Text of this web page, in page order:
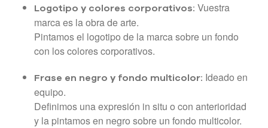
Logotipo y colores corporativos: Vuestra
marca es la obra de arte.
Pintamos el logotipo de la marca sobre un fondo
con los colores corporativos.
Frase en negro y fondo multicolor: Ideado en
equipo.
Definimos una expresión in situ o con anterioridad
y la pintamos en negro sobre un fondo multicolor.